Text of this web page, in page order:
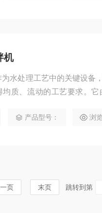
机
水处理工艺中的关键设备
质、流动的工艺要求。
直连式结构，它与传统相比
产品型号： 浏
页 末页 跳转到第